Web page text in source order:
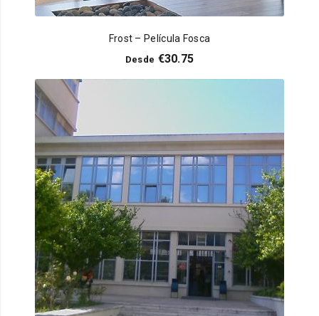
Frost – Película Fosca
Desde €30.75